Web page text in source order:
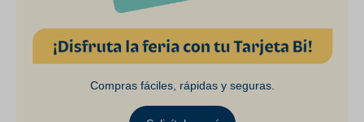
Compras fáciles, rápidas y seguras.